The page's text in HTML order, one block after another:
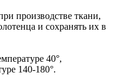
производстве ткани,
и сохранять их в
40°,
140-180°.